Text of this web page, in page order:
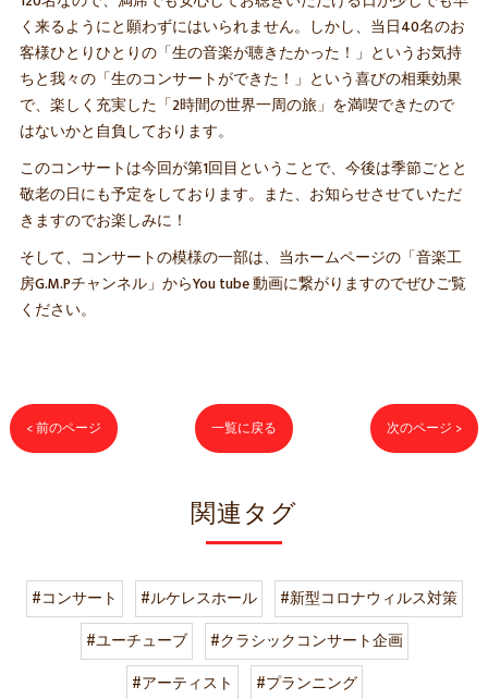
く来るようにと願わずにはいられません。しかし、当日40名のお
客様ひとりひとりの「生の音楽が聴きたかった！」というお気持
ちと我々の「生のコンサートができた！」という喜びの相乗効果
で、楽しく充実した「2時間の世界一周の旅」を満喫できたので
はないかと自負しております。
このコンサートは今回が第1回目ということで、今後は季節ごとと
敬老の日にも予定をしております。また、お知らせさせていただ
きますのでお楽しみに！
そして、コンサートの模様の一部は、当ホームページの「音楽工
房G.M.Pチャンネル」からYou tube 動画に繋がりますのでぜひご覧
ください。
< 前のページ 一覧に戻る 次のページ >
関連タグ
#コンサート #ルケレスホール
#新型コロナウィルス対策
#ユーチューブ
#クラシックコンサート企画
#アーティスト
#プランニング